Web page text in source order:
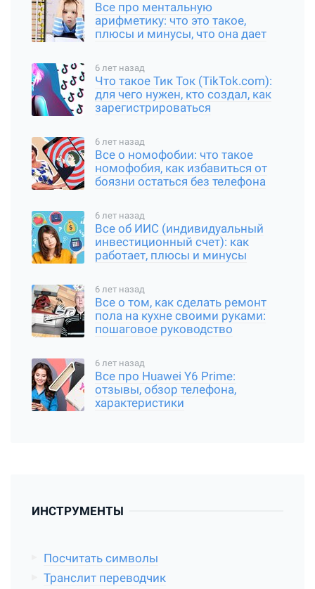
Все про ментальную
арифметику: что это такое,
плюсы и минусы, что она дает
6 лет назад
Что такое Тик Ток (TikTok.com):
для чего нужен, кто создал, как
зарегистрироваться
6 лет назад
Все о номофобии: что такое
номофобия, как избавиться от
боязни остаться без телефона
6 лет назад
Все об ИИС (индивидуальный
инвестиционный счет): как
работает, плюсы и минусы
6 лет назад
Все о том, как сделать ремонт
пола на кухне своими руками:
пошаговое руководство
6 лет назад
Все про Huawei Y6 Prime:
отзывы, обзор телефона,
характеристики
ИНСТРУМЕНТЫ
Посчитать символы
Транслит переводчик